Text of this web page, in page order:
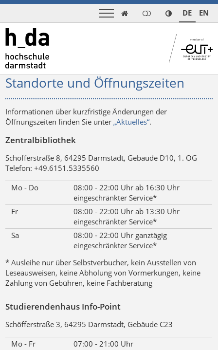
 DE EN
Standorte und Öffnungszeiten
Informationen über kurzfristige Änderungen der
Öffnungszeiten finden Sie unter„Aktuelles“.
Zentralbibliothek
Schöfferstraße 8, 64295 Darmstadt, Gebäude D10, 1. OG
Telefon: +49.6151.5335560
Mo - Do
08:00 - 22:00 Uhr ab 16:30 Uhr
eingeschränkter Service*
Fr
08:00 - 22:00 Uhr ab 13:30 Uhr
eingeschränkter Service*
Sa
08:00 - 22:00 Uhr ganztägig
eingeschränkter Service*
* Ausleihe nur über Selbstverbucher, kein Ausstellen von
Leseausweisen, keine Abholung von Vormerkungen, keine
Zahlung von Gebühren, keine Fachberatung
Studierendenhaus Info-Point
Schöfferstraße 3, 64295 Darmstadt, Gebäude C23
Mo - Fr
07:00 - 21:00 Uhr